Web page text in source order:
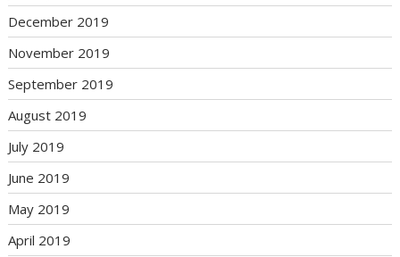
December 2019
November 2019
September 2019
August 2019
July 2019
June 2019
May 2019
April 2019